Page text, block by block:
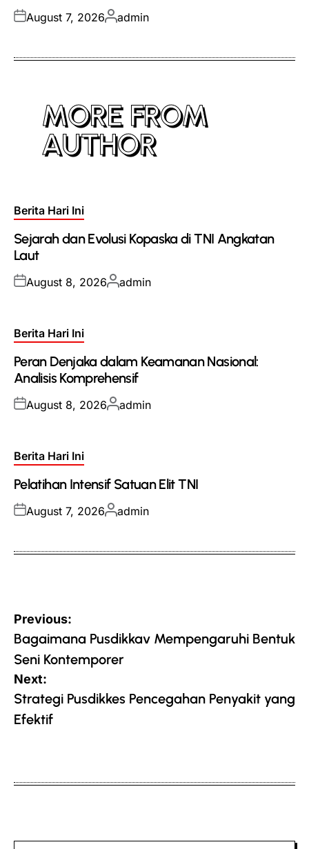
Posted
August 7, 2026Posted
admin
MORE FROM
AUTHOR
Posted
Berita Hari Ini
Sejarah dan Evolusi Kopaska di TNI Angkatan
Laut
Posted
August 8, 2026Posted
admin
Posted
Berita Hari Ini
Peran Denjaka dalam Keamanan Nasional:
Analisis Komprehensif
Posted
August 8, 2026Posted
admin
Posted
Berita Hari Ini
Pelatihan Intensif Satuan Elit TNI
Posted
August 7, 2026Posted
admin
Post
navigation
Previous:
Bagaimana Pusdikkav Mempengaruhi Bentuk
Seni Kontemporer
Next:
Strategi Pusdikkes Pencegahan Penyakit yang
Efektif